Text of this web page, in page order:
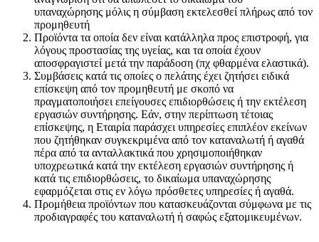
υπαναχώρησης μόλις η σύμβαση εκτελεσθεί πλήρως από τον
προμηθευτή
Προϊόντα τα οποία δεν είναι κατάλληλα προς επιστροφή, για
λόγους προστασίας της υγείας, και τα οποία έχουν
αποσφραγιστεί μετά την παράδοση (πχ φθαρμένα ελαστικά).
Συμβάσεις κατά τις οποίες ο πελάτης έχει ζητήσει ειδικά
επίσκεψη από τον προμηθευτή με σκοπό να
πραγματοποιήσει επείγουσες επιδιορθώσεις ή την εκτέλεση
εργασιών συντήρησης. Εάν, στην περίπτωση τέτοιας
επίσκεψης, η Εταιρία παράσχει υπηρεσίες επιπλέον εκείνων
που ζητήθηκαν συγκεκριμένα από τον καταναλωτή ή αγαθά
πέρα από τα ανταλλακτικά που χρησιμοποιήθηκαν
υποχρεωτικά κατά την εκτέλεση εργασιών συντήρησης ή
κατά τις επιδιορθώσεις, το δικαίωμα υπαναχώρησης
εφαρμόζεται στις εν λόγω πρόσθετες υπηρεσίες ή αγαθά.
Προμήθεια προϊόντων που κατασκευάζονται σύμφωνα με τις
προδιαγραφές του καταναλωτή ή σαφώς εξατομικευμένων.